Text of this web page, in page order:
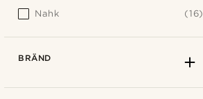
Nahk (16)
BRÄND